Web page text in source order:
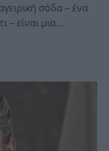
σόδα – ένα
– είναι μια...